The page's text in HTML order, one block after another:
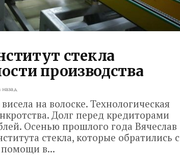
стекла
производства
назад
на волоске. Технологическая
Долг перед кредиторами
Осенью прошлого года Вячеслав
стекла, которые обратились с
в...